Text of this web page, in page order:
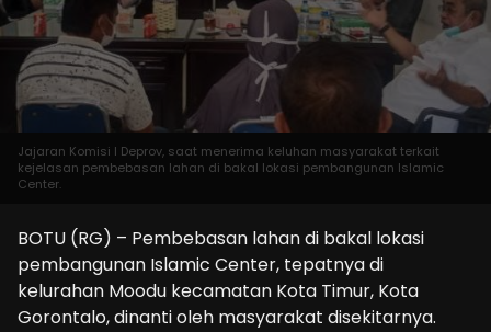
Jajaran Komisi I Deprov, saat menerima keluhan masyarakat terkait
kejelasan pembebasan lahan di bakal lokasi pembangunan Islamic
Center.
BOTU (RG) – Pembebasan lahan di bakal lokasi
pembangunan Islamic Center, tepatnya di
kelurahan Moodu kecamatan Kota Timur, Kota
Gorontalo, dinanti oleh masyarakat disekitarnya.